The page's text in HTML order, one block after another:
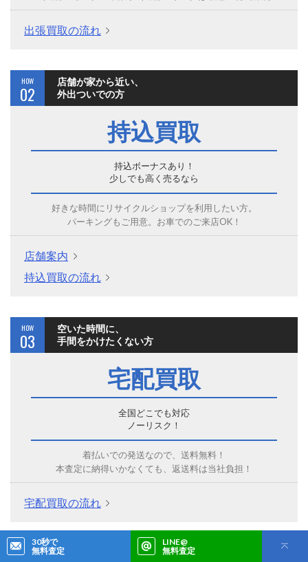
30秒で
無料査定
LINE@
無料査定
出張買取の流れ
HOW
02
店舗が家から近い、
外出ついでの方
持込買取
持込ボーナスあり！
少しでも高く売るなら
好きな時間にリサイクルショップを利用したい方。
パーキングもご用意。お車でのご来店OK！
店舗案内
持込買取の流れ
HOW
03
空いた時間に、
手間をかけたくない方
宅配買取
全国どこでも対応
ノーリスク！
着払いでの発送なので、送料無料！
本査定に納得いかなくても、返送料は当社負担！
宅配買取の流れ